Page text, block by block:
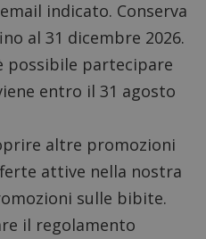
indicato. Conserva
al 31 dicembre 2026.
possibile partecipare
entro il 31 agosto
altre promozioni
attive nella nostra
sulle bibite.
il regolamento